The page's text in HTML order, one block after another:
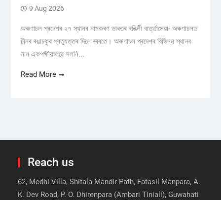
9 Aug 2026
অৰুণাচল প্ৰদেশৰ ২৭ স্থানৰ নামকৰণ ভাৰতৰ ৰঙিলী বাৰ্ত্তাসেৱা- অৰুণাচলত
চীনৰ ৰঙাচকুৰ প্ৰত্যুত্তৰ দিলে ভাৰতে। অৰুণাচল প্ৰদেশৰ বিভিন্ন স্থানৰ
নাম একপক্ষীয়ভাৱে সলনি...
Read More
Reach us
62, Medhi Villa, Shitala Mandir Path, Fatasil Manpara, A.
K. Dev Road, P. O. Dhirenpara (Ambari Tiniali), Guwahati